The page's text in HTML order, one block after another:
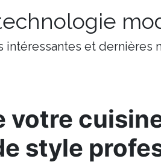
et dernières
votre
style